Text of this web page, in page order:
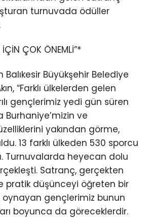
turnuvada ödüller
İÇİN ÇOK ÖNEMLİ”*
Büyükşehir Belediye
“Farklı ülkelerden gelen
gençlerimiz yedi gün süren
ve
yakından görme,
13 farklı ülkeden 530 sporcu
Turnuvalarda heyecan dolu
Satranç, gerçekten
pratik düşünceyi öğreten bir
oynayan gençlerimiz bunun
boyunca da göreceklerdir.